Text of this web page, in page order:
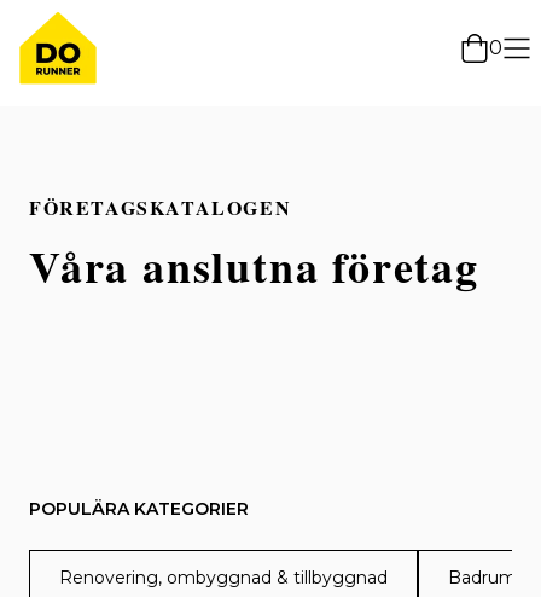
0
FÖRETAGSKATALOGEN
Våra anslutna företag
POPULÄRA KATEGORIER
Renovering, ombyggnad & tillbyggnad